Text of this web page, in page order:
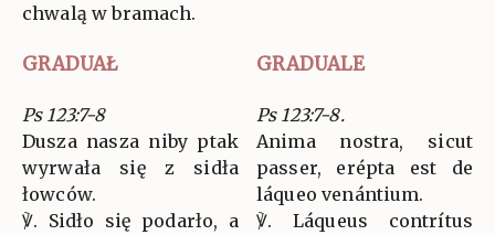
chwalą w bramach.
GRADUAŁ GRADUALE
Ps 123:7-8
Dusza nasza niby ptak
wyrwała się z sidła
łowców.
℣. Sidło się podarło, a
Ps 123:7-8.
Anima nostra, sicut
passer, erépta est de
láqueo venántium.
℣. Láqueus contrítus